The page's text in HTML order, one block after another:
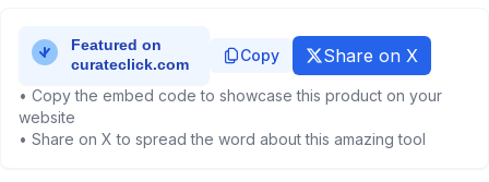
Copy Share on X
• Copy the embed code to showcase this product on your
website
• Share on X to spread the word about this amazing tool